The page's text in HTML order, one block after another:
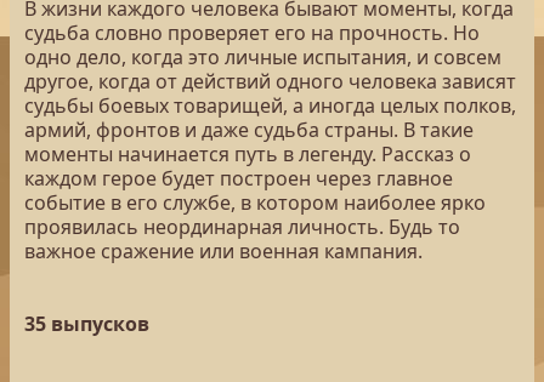
В жизни каждого человека бывают моменты, когда
судьба словно проверяет его на прочность. Но
одно дело, когда это личные испытания, и совсем
другое, когда от действий одного человека зависят
судьбы боевых товарищей, а иногда целых полков,
армий, фронтов и даже судьба страны. В такие
моменты начинается путь в легенду. Рассказ о
каждом герое будет построен через главное
событие в его службе, в котором наиболее ярко
проявилась неординарная личность. Будь то
важное сражение или военная кампания.
35 выпусков